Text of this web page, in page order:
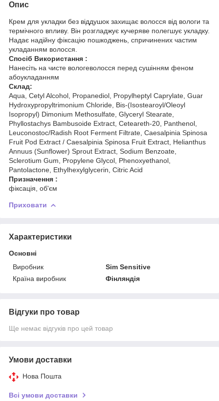
Опис
Крем для укладки без віддушок захищає волосся від вологи та
термічного впливу. Він розгладжує кучеряве полегшує укладку.
Надає надійну фіксацію пошкоджень, спричинених частим
укладанням волосся.
Спосіб Використання :
Нанесіть на чисте вологеволосся перед сушінням феном
абоукладанням
Склад:
Aqua, Cetyl Alcohol, Propanediol, Propylheptyl Caprylate, Guar
Hydroxypropyltrimonium Chloride, Bis-(Isostearoyl/Oleoyl
Isopropyl) Dimonium Methosulfate, Glyceryl Stearate,
Phyllostachys Bambusoide Extract, Ceteareth-20, Panthenol,
Leuconostoc/Radish Root Ferment Filtrate, Caesalpinia Spinosa
Fruit Pod Extract / Caesalpinia Spinosa Fruit Extract, Helianthus
Annuus (Sunflower) Sprout Extract, Sodium Benzoate,
Sclerotium Gum, Propylene Glycol, Phenoxyethanol,
Pantolactone, Ethylhexylglycerin, Citric Acid
Призначення :
фіксація, об'єм
Приховати
Характеристики
Основні
Виробник
Sim Sensitive
Країна виробник
Фінляндія
Відгуки про товар
Ще немає відгуків про цей товар
Умови доставки
Нова Пошта
Всі умови доставки